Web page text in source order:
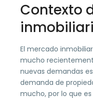
Contexto
El mercado
mucho
nuevas demandas
demanda de
mucho, por lo que